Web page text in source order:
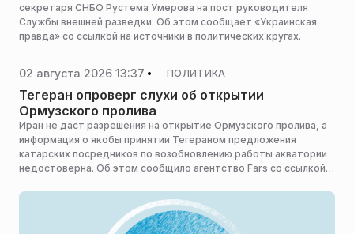
секретаря СНБО Рустема Умерова на пост руководителя
Службы внешней разведки. Об этом сообщает «Украинская
правда» со ссылкой на источники в политических кругах.
02 августа 2026 13:37 ПОЛИТИКА
Тегеран опроверг слухи об открытии
Ормузского пролива
Иран не даст разрешения на открытие Ормузского пролива, а
информация о якобы принятии Тегераном предложения
катарских посредников по возобновлению работы акватории
недостоверна. Об этом сообщило агентство Fars со ссылкой